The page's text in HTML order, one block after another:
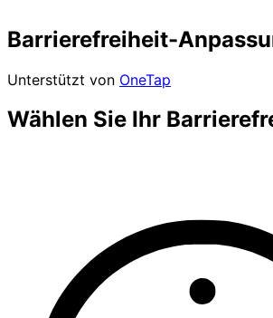
Barrierefreiheit-
Unterstützt von OneTap
Wählen Sie Ihr